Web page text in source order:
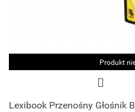
Produkt
Lexibook Przenośny Głośnik